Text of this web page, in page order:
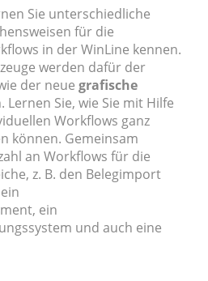
Sie unterschiedliche
für die
in der WinLine kennen.
werden dafür der
der neue grafische
Lernen Sie, wie Sie mit Hilfe
Workflows ganz
können. Gemeinsam
an Workflows für die
z. B. den Belegimport
ein
und auch eine